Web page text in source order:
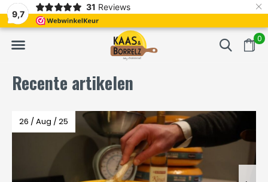
9,7
31 Reviews ×
0
Vaak volgende dag geleverd Gratis bezorgd
Recente artikelen
26 / Aug / 25